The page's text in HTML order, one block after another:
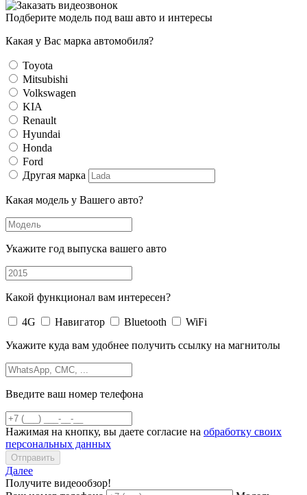
Подберите модель под ваш авто и интересы
Какая у Вас марка автомобиля?
Toyota
Mitsubishi
Volkswagen
KIA
Renault
Hyundai
Honda
Ford
Другая марка
Какая модель у Вашего авто?
Укажите год выпуска вашего авто
Какой функционал вам интересен?
4G Навигатор Bluetooth
WiFi
Укажите куда вам удобнее получить ссылку на магнитолы
Введите ваш номер телефона
Нажимая на кнопку, вы даете согласие на обработку своих
персональных данных
Отправить
Далее
Получите видеообзор!